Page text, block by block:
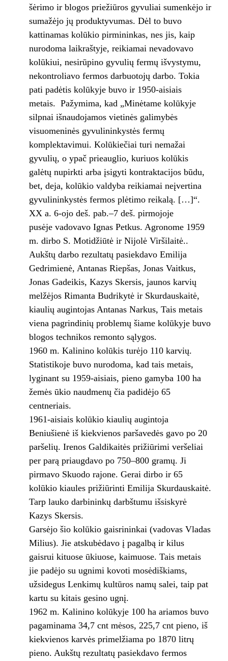
šėrimo ir blogos priežiūros gyvuliai sumenkėjo ir
sumažėjo jų produktyvumas. Dėl to buvo
kattinamas kolūkio pirmininkas, nes jis, kaip
nurodoma laikraštyje, reikiamai nevadovavo
kolūkiui, nesirūpino gyvulių fermų išvystymu,
nekontroliavo fermos darbuotojų darbo. Tokia
pati padėtis kolūkyje buvo ir 1950-aisiais
metais. Pažymima, kad „Minėtame kolūkyje
silpnai išnaudojamos vietinės galimybės
visuomeninės gyvulininkystės fermų
komplektavimui. Kolūkiečiai turi nemažai
gyvulių, o ypač prieauglio, kuriuos kolūkis
galėtų nupirkti arba įsigyti kontraktacijos būdu,
bet, deja, kolūkio valdyba reikiamai neįvertina
gyvulininkystės fermos plėtimo reikalą. […]“.
XX a. 6-ojo deš. pab.–7 deš. pirmojoje
pusėje vadovavo Ignas Petkus. Agronome 1959
m. dirbo S. Motidžiūtė ir Nijolė Viršilaitė..
Aukštų darbo rezultatų pasiekdavo Emilija
Gedrimienė, Antanas Riepšas, Jonas Vaitkus,
Jonas Gadeikis, Kazys Skersis, jaunos karvių
melžėjos Rimanta Budrikytė ir Skurdauskaitė,
kiaulių augintojas Antanas Narkus, Tais metais
viena pagrindinių problemų šiame kolūkyje buvo
blogos technikos remonto sąlygos.
1960 m. Kalinino kolūkis turėjo 110 karvių.
Statistikoje buvo nurodoma, kad tais metais,
lyginant su 1959-aisiais, pieno gamyba 100 ha
žemės ūkio naudmenų čia padidėjo 65
centneriais.
1961-aisiais kolūkio kiaulių augintoja
Beniušienė iš kiekvienos paršavedės gavo po 20
paršelių. Irenos Galdikaitės prižiūrimi veršeliai
per parą priaugdavo po 750–800 gramų. Ji
pirmavo Skuodo rajone. Gerai dirbo ir 65
kolūkio kiaules prižiūrinti Emilija Skurdauskaitė.
Tarp lauko darbininkų darbštumu išsiskyrė
Kazys Skersis.
Garsėjo šio kolūkio gaisrininkai (vadovas Vladas
Milius). Jie atskubėdavo į pagalbą ir kilus
gaisrui kituose ūkiuose, kaimuose. Tais metais
jie padėjo su ugnimi kovoti mosėdiškiams,
užsidegus Lenkimų kultūros namų salei, taip pat
kartu su kitais gesino ugnį.
1962 m. Kalinino kolūkyje 100 ha ariamos buvo
pagaminama 34,7 cnt mėsos, 225,7 cnt pieno, iš
kiekvienos karvės primelžiama po 1870 litrų
pieno. Aukštų rezultatų pasiekdavo fermos